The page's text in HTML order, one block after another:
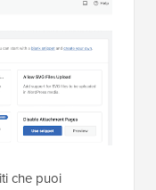
che puoi